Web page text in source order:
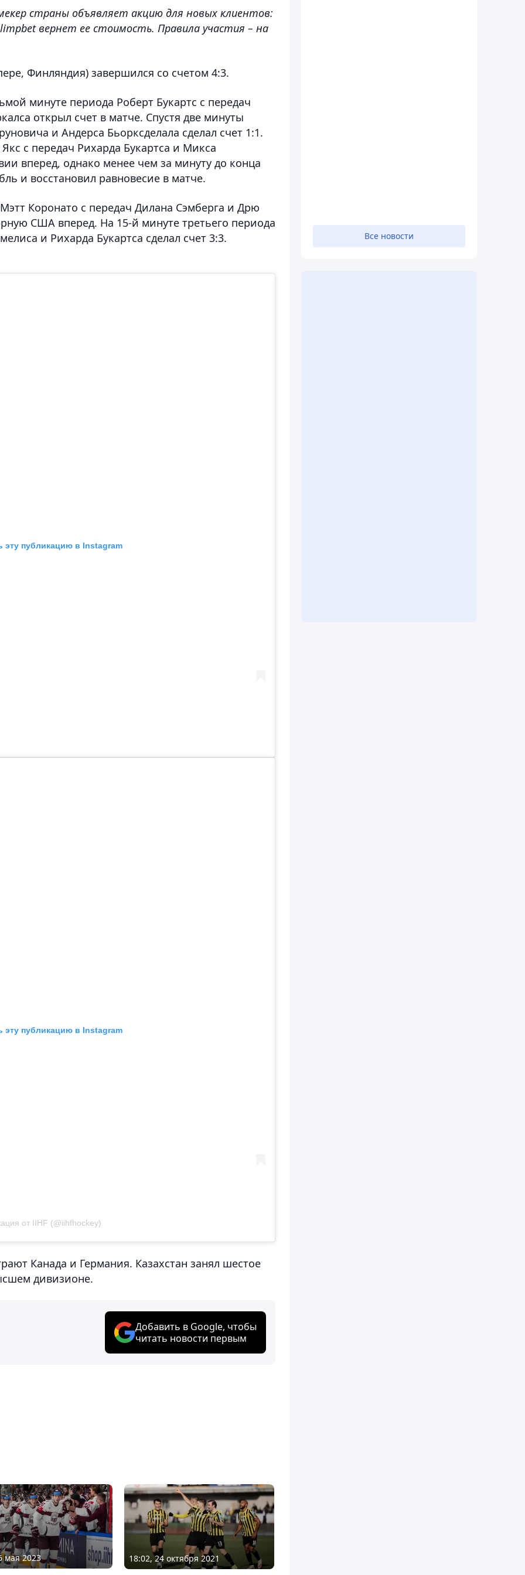
страны объявляет акцию для новых клиентов:
вернет ее стоимость. Правила участия – на
Финляндия) завершился со счетом 4:3.
минуте периода Роберт Букартс с передач
открыл счет в матче. Спустя две минуты
и Андерса Бьорксделала сделал счет 1:1.
с передач Рихарда Букартса и Микса
вперед, однако менее чем за минуту до конца
и восстановил равновесие в матче.
Коронато с передач Дилана Сэмберга и Дрю
США вперед. На 15-й минуте третьего периода
и Рихарда Букартса сделал счет 3:3.
эту публикацию в Instagram
эту публикацию в Instagram
от IIHF (@iihfhockey)
Канада и Германия. Казахстан занял шестое
дивизионе.
Добавить в Google, чтобы
читать новости первым
мая 2023 18:02, 24 октября 2021
Все новости